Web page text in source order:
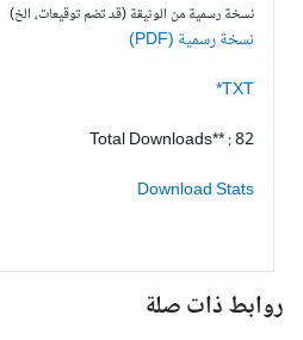
نسخة رسمية من الوثيقة (قد تضم توقيعات، الخ)
نسخة رسمية (PDF)
TXT*
Total Downloads** : 82
Download Stats
روابط ذات صلة